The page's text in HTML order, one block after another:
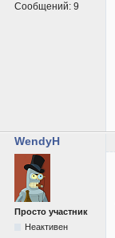
Сообщений: 9
WendyH
Просто участник
Неактивен